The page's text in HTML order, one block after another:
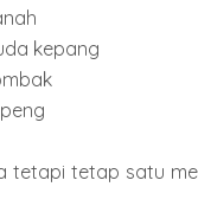
kepang
tetapi tetap satu